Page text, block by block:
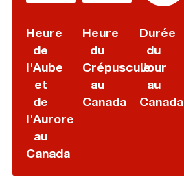
Heure
de
l'Aube
et
de
l'Aurore
au
Canada
Heure
du
Crépuscule
au
Canada
Durée
du
Jour
au
Canada